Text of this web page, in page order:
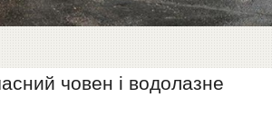
човен і водолазне